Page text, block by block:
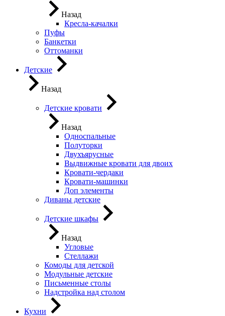
Назад
Кресла-качалки
Пуфы
Банкетки
Оттоманки
Детские
Назад
Детские кровати
Назад
Односпальные
Полуторки
Двухъярусные
Выдвижные кровати для двоих
Кровати-чердаки
Кровати-машинки
Доп элементы
Диваны детские
Детские шкафы
Назад
Угловые
Стеллажи
Комоды для детской
Модульные детские
Письменные столы
Надстройка над столом
Кухни